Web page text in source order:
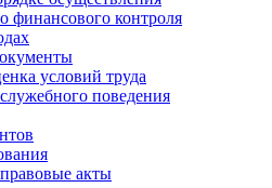
финансового контроля
условий труда
поведения
акты